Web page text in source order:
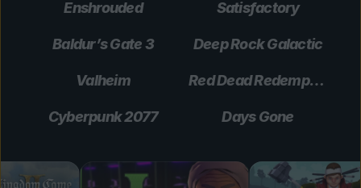
Enshrouded Satisfactory
Baldur’s Gate 3 Deep Rock Galactic
Valheim Red Dead Redemption 2
Cyberpunk 2077 Days Gone